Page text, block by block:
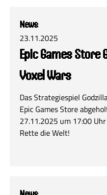
News
23.11.2025
Epic Games Store
Voxel Wars
Das Strategiespiel
Epic Games Store
27.11.2025 um 17:00
Rette die Welt!